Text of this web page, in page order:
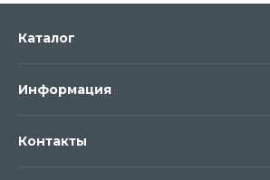
Каталог
Информация
Контакты